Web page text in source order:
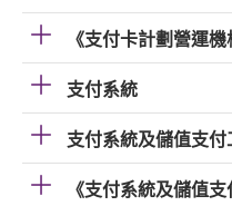
《支付卡計劃營運機
支付系統
支付系統及儲值支
《支付系統及儲值支